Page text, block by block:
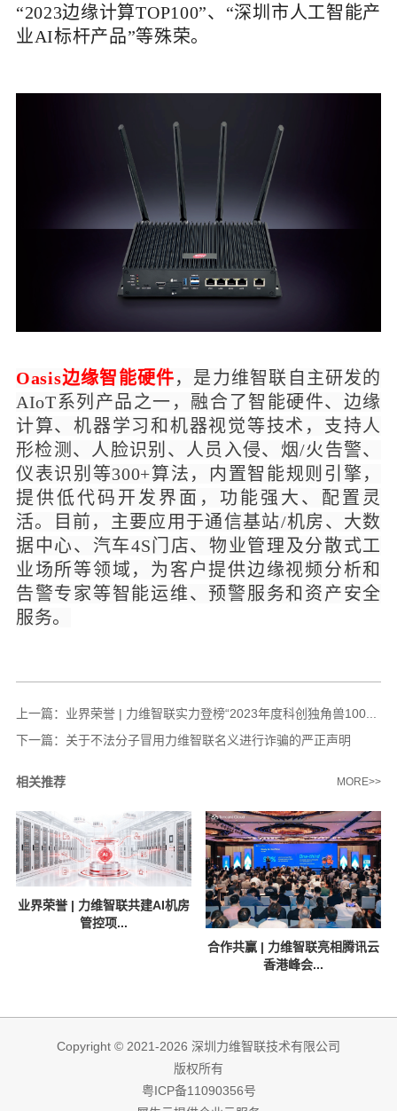
“2023边缘计算TOP100”、“深圳市人工智能产
业AI标杆产品”等殊荣。
Oasis边缘智能硬件，是力维智联自主研发的
AIoT系列产品之一，融合了智能硬件、边缘
计算、机器学习和机器视觉等技术，支持人
形检测、人脸识别、人员入侵、烟/火告警、
仪表识别等300+算法，内置智能规则引擎，
提供低代码开发界面，功能强大、配置灵
活。目前，主要应用于通信基站/机房、大数
据中心、汽车4S门店、物业管理及分散式工
业场所等领域，为客户提供边缘视频分析和
告警专家等智能运维、预警服务和资产安全
服务。
上一篇： 业界荣誉 | 力维智联实力登榜“2023年度科创独角兽100...
下一篇： 关于不法分子冒用力维智联名义进行诈骗的严正声明
相关推荐 MORE>>
业界荣誉 | 力维智联共建AI机房
管控项...
合作共赢 | 力维智联亮相腾讯云
香港峰会...
Copyright © 2021-2026 深圳力维智联技术有限公司
版权所有
粤ICP备11090356号